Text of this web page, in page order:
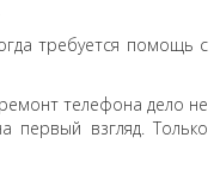
требуется помощь с
телефона дело не
первый взгляд. Только